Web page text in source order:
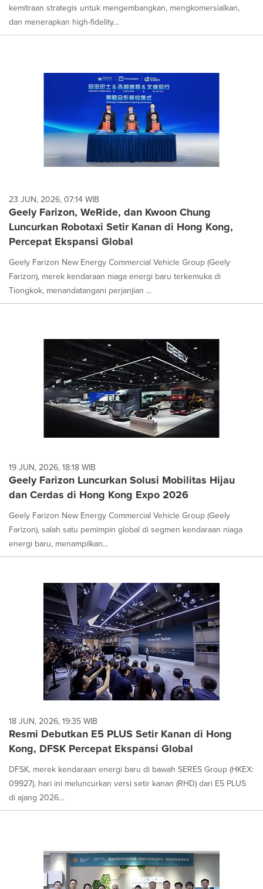
kemitraan strategis untuk mengembangkan, mengkomersialkan,
dan menerapkan high-fidelity...
23 JUN, 2026, 07:14 WIB
Geely Farizon, WeRide, dan Kwoon Chung
Luncurkan Robotaxi Setir Kanan di Hong Kong,
Percepat Ekspansi Global
Geely Farizon New Energy Commercial Vehicle Group (Geely
Farizon), merek kendaraan niaga energi baru terkemuka di
Tiongkok, menandatangani perjanjian ...
19 JUN, 2026, 18:18 WIB
Geely Farizon Luncurkan Solusi Mobilitas Hijau
dan Cerdas di Hong Kong Expo 2026
Geely Farizon New Energy Commercial Vehicle Group (Geely
Farizon), salah satu pemimpin global di segmen kendaraan niaga
energi baru, menampilkan...
18 JUN, 2026, 19:35 WIB
Resmi Debutkan E5 PLUS Setir Kanan di Hong
Kong, DFSK Percepat Ekspansi Global
DFSK, merek kendaraan energi baru di bawah SERES Group (HKEX:
09927), hari ini meluncurkan versi setir kanan (RHD) dari E5 PLUS
di ajang 2026...